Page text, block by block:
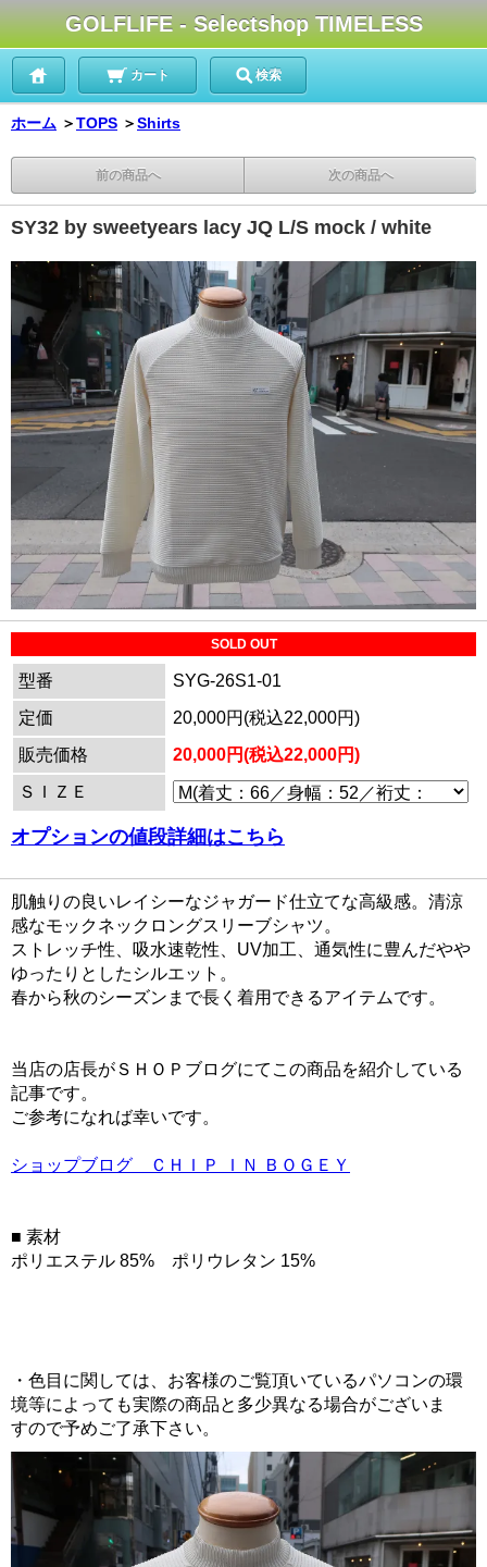
GOLFLIFE - Selectshop TIMELESS
カート 検索
ホーム ＞TOPS ＞Shirts
前の商品へ 次の商品へ
SY32 by sweetyears lacy JQ L/S mock / white
SOLD OUT
型番
SYG-26S1-01
定価
20,000円(税込22,000円)
販売価格
20,000円(税込22,000円)
ＳＩＺＥ
オプションの値段詳細はこちら
肌触りの良いレイシーなジャガード仕立てな高級感。清涼
感なモックネックロングスリーブシャツ。
ストレッチ性、吸水速乾性、UV加工、通気性に豊んだやや
ゆったりとしたシルエット。
春から秋のシーズンまで長く着用できるアイテムです。
当店の店長がＳＨＯＰブログにてこの商品を紹介している
記事です。
ご参考になれば幸いです。
ショップブログ ＣＨＩＰ ＩＮ ＢＯＧＥＹ
■ 素材
ポリエステル 85% ポリウレタン 15%
・色目に関しては、お客様のご覧頂いているパソコンの環
境等によっても実際の商品と多少異なる場合がございま
すので予めご了承下さい。